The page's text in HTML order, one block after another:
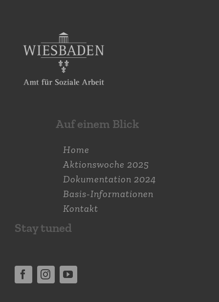
Auf einem Blick
Home
Aktions­woche 2025
Dokumen­tation 2024
Basis-Informationen
Kontakt
Stay tuned